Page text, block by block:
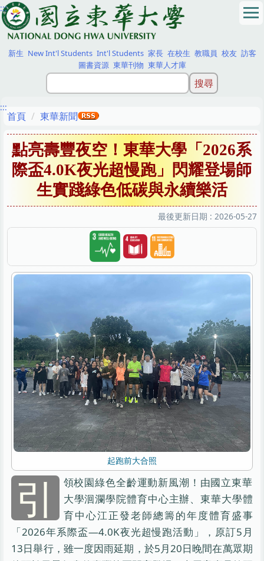
跳
到
主
要
內
:::
新生 New Int'l Students Int'l Students 家長 在校生 教職員 校友 訪客
圖書資源 東華刊物 東華人才庫
:::
首頁 東華新聞
點亮壽豐夜空！東華大學「2026系
際盃4.0K夜光超慢跑」閃耀登場師
生實踐綠色低碳與永續樂活
最後更新日期 : 2026-05-27
起跑前大合照
引
領校園綠色全齡運動新風潮！由國立東華
大學洄瀾學院體育中心主辦、東華大學體
育中心江正發老師總籌的年度體育盛事
「2026年系際盃—4.0K夜光超慢跑活動」，原訂5月
13日舉行，雖一度因雨延期，於5月20日晚間在萬眾期